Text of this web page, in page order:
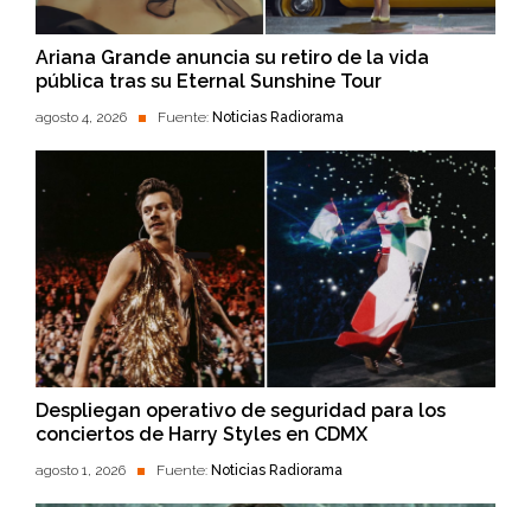
Ariana Grande anuncia su retiro de la vida
pública tras su Eternal Sunshine Tour
agosto 4, 2026 Fuente: Noticias Radiorama
Despliegan operativo de seguridad para los
conciertos de Harry Styles en CDMX
agosto 1, 2026 Fuente: Noticias Radiorama